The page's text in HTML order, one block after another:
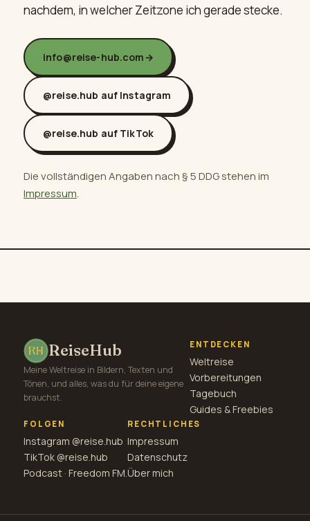
nachdem, in welcher Zeitzone ich gerade stecke.
info@reise-hub.com→
@reise.hub auf Instagram
@reise.hub auf TikTok
Die vollständigen Angaben nach § 5 DDG stehen im
Impressum.
ReiseHub
Meine Weltreise in Bildern, Texten und
Tönen, und alles, was du für deine eigene
brauchst.
ENTDECKEN
Weltreise
Vorbereitungen
Tagebuch
Guides & Freebies
FOLGEN
Instagram @reise.hub
TikTok @reise.hub
Podcast · Freedom FM.
RECHTLICHES
Impressum
Datenschutz
Über mich